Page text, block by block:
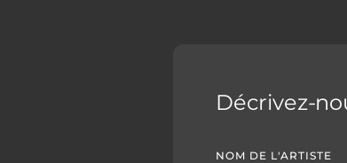
Décrivez-
NOM DE L'ARTISTE